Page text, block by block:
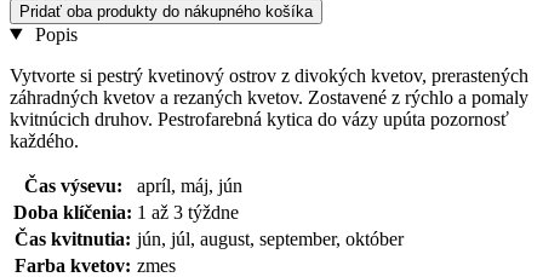
Pridať oba produkty do nákupného košíka
Popis
Vytvorte si pestrý kvetinový ostrov z divokých kvetov, prerastených
záhradných kvetov a rezaných kvetov. Zostavené z rýchlo a pomaly
kvitnúcich druhov. Pestrofarebná kytica do vázy upúta pozornosť
každého.
Čas výsevu:
apríl, máj, jún
Doba klíčenia: 1 až 3 týždne
Čas kvitnutia: jún, júl, august, september, október
Farba kvetov: zmes